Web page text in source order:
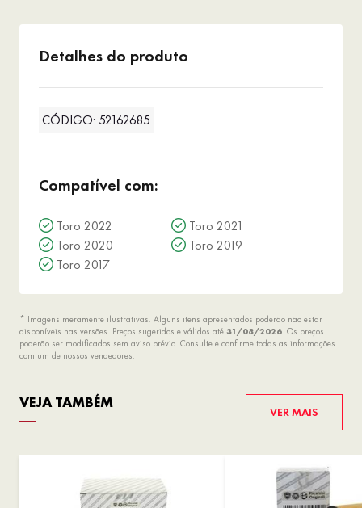
Detalhes do produto
CÓDIGO: 52162685
Compatível com:
Toro 2022
Toro 2021
Toro 2020
Toro 2019
Toro 2017
* Imagens meramente ilustrativas. Alguns itens apresentados poderão não estar
disponíveis nas versões. Preços sugeridos e válidos até 31/08/2026 . Os preços
poderão ser modificados sem aviso prévio. Consulte e confirme todas as informações
com um de nossos vendedores.
VEJA TAMBÉM
VER MAIS